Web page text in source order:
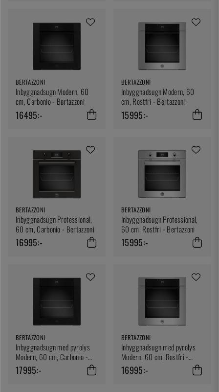
BERTAZZONI
Inbyggnadsugn Modern, 60
cm, Carbonio - Bertazzoni
16495:-
BERTAZZONI
Inbyggnadsugn Modern, 60
cm, Rostfri - Bertazzoni
15995:-
BERTAZZONI
Inbyggnadsugn Professional,
60 cm, Carbonio - Bertazzoni
16995:-
BERTAZZONI
Inbyggnadsugn Professional,
60 cm, Rostfri - Bertazzoni
15995:-
BERTAZZONI
Inbyggnadsugn med pyrolys
Modern, 60 cm, Carbonio -
Bertazzoni
17995:-
BERTAZZONI
Inbyggnadsugn med pyrolys
Modern, 60 cm, Rostfri -
Bertazzoni
16995:-